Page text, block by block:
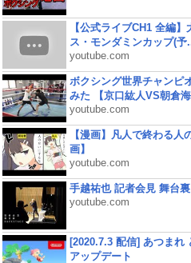
【公式ライブCH1 全編
ス・モンダミンカップ(予
youtube.com
ボクシング世界チャンピ
みた 【京口紘人VS朝倉
youtube.com
【漫画】凡人で終わる人
画】
youtube.com
手越祐也 記者会見 舞台
youtube.com
[2020.7.3 配信] あつまれ
アップデート